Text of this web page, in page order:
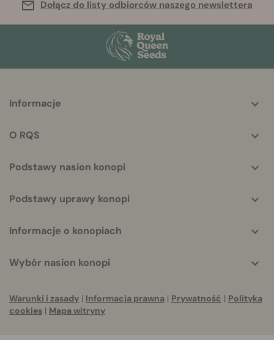
Dołącz do listy odbiorców naszego newslettera
helpful
Informacje
O RQS
Podstawy nasion konopi
Podstawy uprawy konopi
Informacje o konopiach
Wybór nasion konopi
Warunki i zasady | Informacja prawna | Prywatność | Polityka
cookies | Mapa witryny